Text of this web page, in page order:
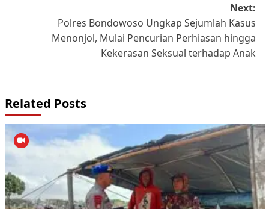
Next:
Polres Bondowoso Ungkap Sejumlah Kasus
Menonjol, Mulai Pencurian Perhiasan hingga
Kekerasan Seksual terhadap Anak
Related Posts